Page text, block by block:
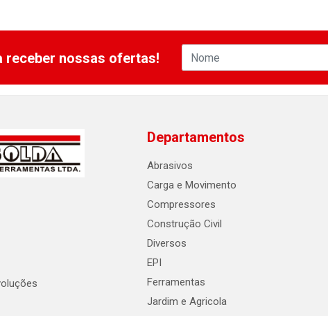
receber nossas ofertas!
Departamentos
Abrasivos
Carga e Movimento
Compressores
Construção Civil
Diversos
EPI
Ferramentas
Jardim e Agricola